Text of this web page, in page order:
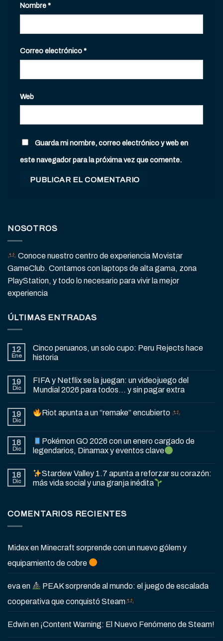
Nombre*
Correo electrónico*
Web
Guarda mi nombre, correo electrónico y web en
este navegador para la próxima vez que comente.
NOSOTROS
Conoce nuestro centro de experiencia Movistar
GameClub. Contamos con laptops de alta gama, zona
PlayStation, y todo lo necesario para vivir la mejor
experiencia
ÚLTIMAS ENTRADAS
12
Ene
Cinco peruanos, un solo cupo: Peru Rejects hace
historia
19
Dic
FIFA y Netflix se la juegan: un videojuego del
Mundial 2026 para todos… y sin pagar extra
19
Dic
Riot apunta a un “remake” encubierto
18
Dic
Pokémon GO 2026 con un enero cargado de
legendarios, Dinamax y eventos clave
18
Dic
Stardew Valley 1.7 apunta a reforzar su corazón:
más vida social y una granja inédita
COMENTARIOS RECIENTES
Midexen Minecraft sorprende con un nuevo gólem y
equipamiento de cobre
evaen
PEAK sorprende al mundo: el juego de escalada
cooperativa que conquistó Steam
Edwinen ¡Content Warning: El Nuevo Fenómeno de Steam!